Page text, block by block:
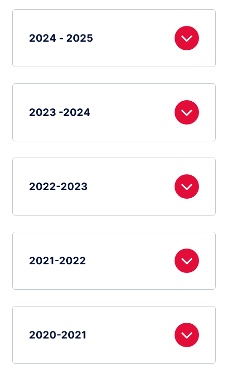
2024 - 2025
2023 -2024
2022-2023
2021-2022
2020-2021